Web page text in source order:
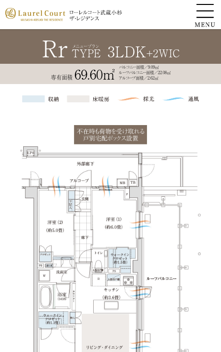
Rr メニュープラン
TYPE 3LDK+2WIC
専有面積 69.60㎡
バルコニー面積／9.09㎡
ルーフバルコニー面積／22.08㎡
アルコーブ面積／2.62㎡